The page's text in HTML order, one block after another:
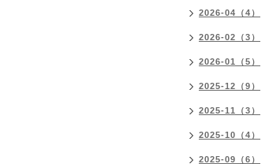
2026-04（4）
2026-02（3）
2026-01（5）
2025-12（9）
2025-11（3）
2025-10（4）
2025-09（6）